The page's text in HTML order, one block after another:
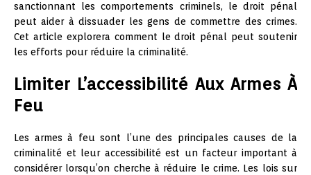
sanctionnant les comportements criminels, le droit pénal
peut aider à dissuader les gens de commettre des crimes.
Cet article explorera comment le droit pénal peut soutenir
les efforts pour réduire la criminalité.
Limiter L’accessibilité Aux Armes À
Feu
Les armes à feu sont l’une des principales causes de la
criminalité et leur accessibilité est un facteur important à
considérer lorsqu’on cherche à réduire le crime. Les lois sur